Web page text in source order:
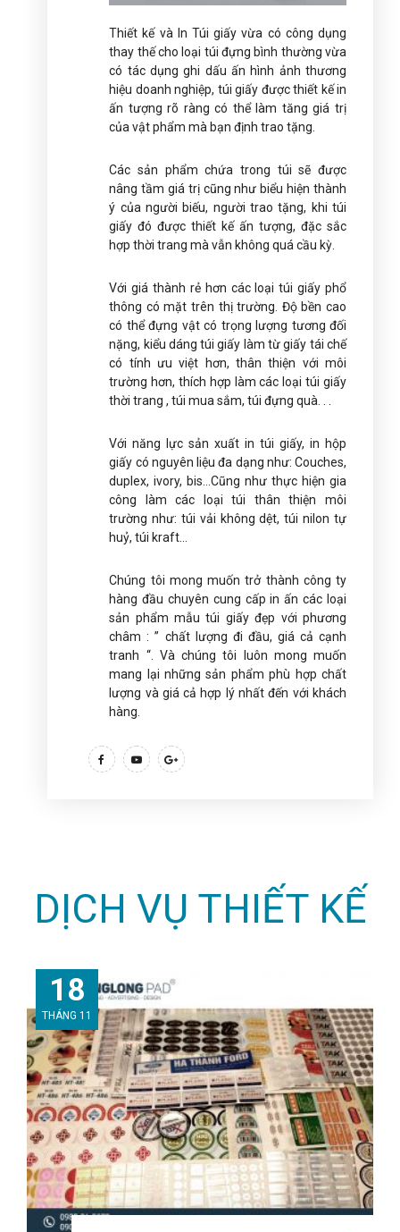
Thiết kế và In Túi giấy vừa có công dụng
thay thế cho loại túi đựng bình thường vừa
có tác dụng ghi dấu ấn hình ảnh thương
hiệu doanh nghiệp, túi giấy được thiết kế in
ấn tượng rõ ràng có thể làm tăng giá trị
của vật phẩm mà bạn định trao tặng.
Các sản phẩm chứa trong túi sẽ được
nâng tầm giá trị cũng như biểu hiện thành
ý của người biếu, người trao tặng, khi túi
giấy đó được thiết kế ấn tượng, đặc sắc
hợp thời trang mà vẫn không quá cầu kỳ.
Với giá thành rẻ hơn các loại túi giấy phổ
thông có mặt trên thị trường. Độ bền cao
có thể đựng vật có trọng lượng tương đối
nặng, kiểu dáng túi giấy làm từ giấy tái chế
có tính ưu việt hơn, thân thiện với môi
trường hơn, thích hợp làm các loại túi giấy
thời trang , túi mua sắm, túi đựng quà. . .
Với năng lực sản xuất in túi giấy, in hộp
giấy có nguyên liệu đa dạng như: Couches,
duplex, ivory, bis…Cũng như thực hiện gia
công làm các loại túi thân thiện môi
trường như: túi vải không dệt, túi nilon tự
huỷ, túi kraft…
Chúng tôi mong muốn trở thành công ty
hàng đầu chuyên cung cấp in ấn các loại
sản phẩm mẫu túi giấy đẹp với phương
châm : ” chất lượng đi đầu, giá cả cạnh
tranh “. Và chúng tôi luôn mong muốn
mang lại những sản phẩm phù hợp chất
lượng và giá cả hợp lý nhất đến với khách
hàng.
DỊCH VỤ THIẾT KẾ
18
THÁNG 11